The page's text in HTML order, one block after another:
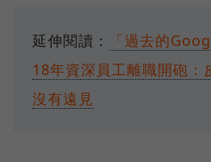
延伸閱讀：
「過去的
18年資深員工離職開砲：
沒有遠見